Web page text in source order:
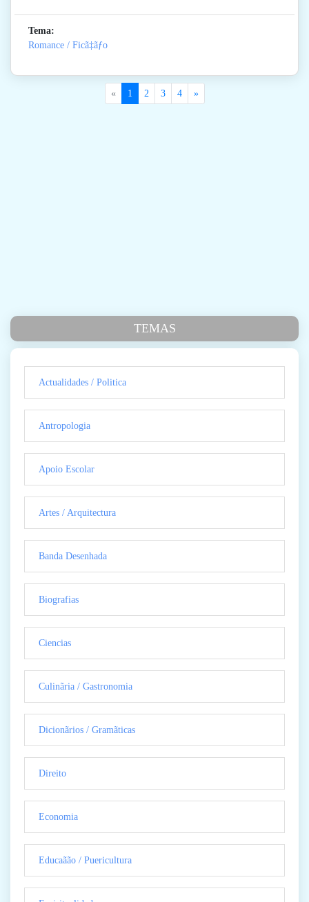
Tema:
Romance / Ficã‡ãƒo
« 1 2 3 4 »
TEMAS
Actualidades / Politica
Antropologia
Apoio Escolar
Artes / Arquitectura
Banda Desenhada
Biografias
Ciencias
Culinãria / Gastronomia
Dicionãrios / Gramãticas
Direito
Economia
Educaãão / Puericultura